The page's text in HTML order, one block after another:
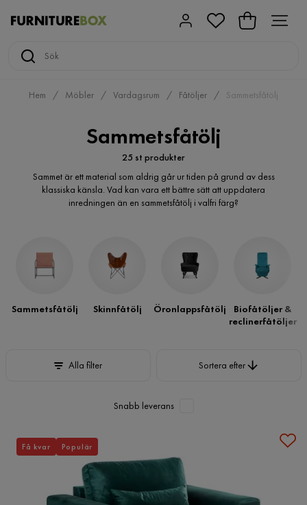
Hem Möbler Vardagsrum Fåtöljer Sammetsfåtölj
Sammetsfåtölj
25 st produkter
Sammet är ett material som aldrig går ur tiden på grund av dess
klassiska känsla. Vad kan vara ett bättre sätt att uppdatera
inredningen än en sammetsfåtölj i valfri färg?
Sammetsfåtölj Skinnfåtölj Öronlappsfåtölj
Biofåtöljer &
reclinerfåtöljer
Alla filter Sortera efter
Snabb leverans
Få kvar Populär